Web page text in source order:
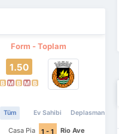
Form - Toplam
1.50
B M B M B
Tüm Ev Sahibi Deplasman
Casa Pia 1 - 1
Rio Ave